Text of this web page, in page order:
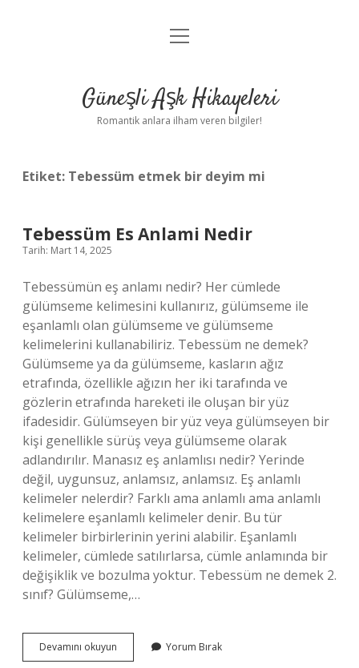
Anasayfa
Yasal Uyarı
menüyü
Güneşli Aşk Hikayeleri
Romantik anlara ilham veren bilgiler!
Etiket: Tebessüm etmek bir deyim mi
Tebessüm Es Anlami Nedir
Tarih: Mart 14, 2025
Tebessümün eş anlamı nedir? Her cümlede
gülümseme kelimesini kullanırız, gülümseme ile
eşanlamlı olan gülümseme ve gülümseme
kelimelerini kullanabiliriz. Tebessüm ne demek?
Gülümseme ya da gülümseme, kasların ağız
etrafında, özellikle ağızın her iki tarafında ve
gözlerin etrafında hareketi ile oluşan bir yüz
ifadesidir. Gülümseyen bir yüz veya gülümseyen bir
kişi genellikle sürüş veya gülümseme olarak
adlandırılır. Manasız eş anlamlısı nedir? Yerinde
değil, uygunsuz, anlamsız, anlamsız. Eş anlamlı
kelimeler nelerdir? Farklı ama anlamlı ama anlamlı
kelimelere eşanlamlı kelimeler denir. Bu tür
kelimeler birbirlerinin yerini alabilir. Eşanlamlı
kelimeler, cümlede satılırlarsa, cümle anlamında bir
değişiklik ve bozulma yoktur. Tebessüm ne demek 2.
sınıf? Gülümseme,…
Devamını okuyun Tebessüm
Es
Yorum Bırak